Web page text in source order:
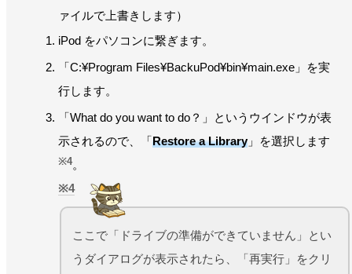
ァイルで上書きします）
iPod をパソコンに繋ぎます。
「C:¥Program Files¥BackuPod¥bin¥main.exe」を実
行します。
「What do you want to do？」というウインドウが表
示されるので、「Restore a Library 」を選択します
※4。
4
ここで「ドライブの準備ができていません」とい
うダイアログが表示されたら、「再実行」をクリ